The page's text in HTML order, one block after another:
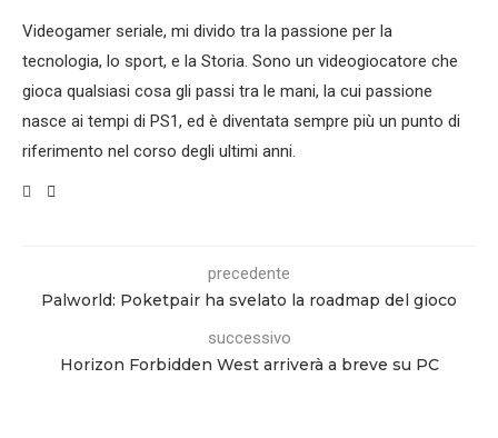
Videogamer seriale, mi divido tra la passione per la
tecnologia, lo sport, e la Storia. Sono un videogiocatore che
gioca qualsiasi cosa gli passi tra le mani, la cui passione
nasce ai tempi di PS1, ed è diventata sempre più un punto di
riferimento nel corso degli ultimi anni.
precedente
Palworld: Poketpair ha svelato la roadmap del gioco
successivo
Horizon Forbidden West arriverà a breve su PC